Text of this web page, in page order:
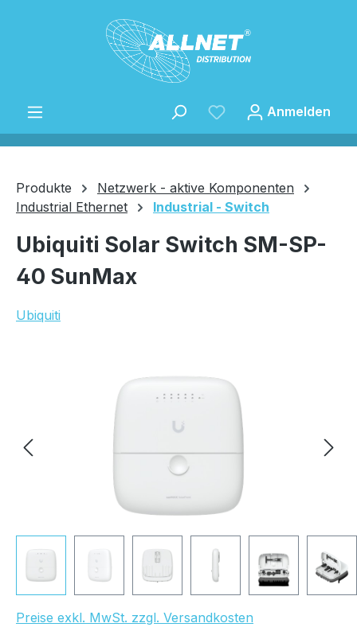
Zum Hauptinhalt springen
Speichern
Anmelden
Produkte
Netzwerk - aktive Komponenten
Industrial Ethernet
Industrial - Switch
Ubiquiti Solar Switch SM-SP-
40 SunMax
Ubiquiti
UVP Netto: 164,06 €
Preise exkl. MwSt. zzgl. Versandkosten